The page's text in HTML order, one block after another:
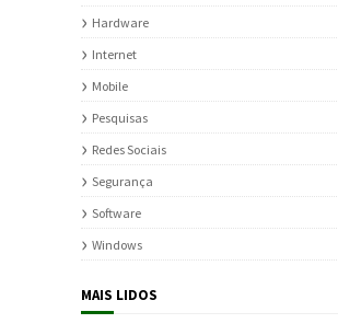
Hardware
Internet
Mobile
Pesquisas
Redes Sociais
Segurança
Software
Windows
MAIS LIDOS